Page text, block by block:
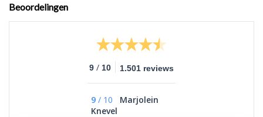
Beoordelingen
9 / 10 1.501 reviews
9 / 10
Marjolein
Knevel